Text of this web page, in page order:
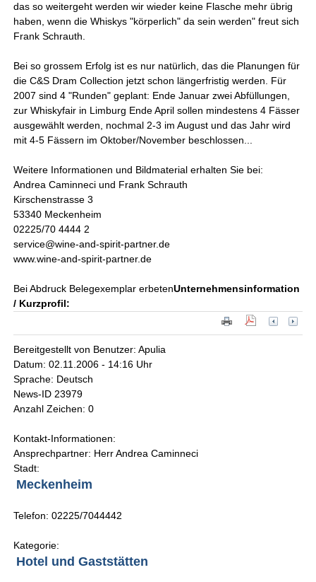
das so weitergeht werden wir wieder keine Flasche mehr übrig
haben, wenn die Whiskys "körperlich" da sein werden" freut sich
Frank Schrauth.
Bei so grossem Erfolg ist es nur natürlich, das die Planungen für
die C&S Dram Collection jetzt schon längerfristig werden. Für
2007 sind 4 "Runden" geplant: Ende Januar zwei Abfüllungen,
zur Whiskyfair in Limburg Ende April sollen mindestens 4 Fässer
ausgewählt werden, nochmal 2-3 im August und das Jahr wird
mit 4-5 Fässern im Oktober/November beschlossen...
Weitere Informationen und Bildmaterial erhalten Sie bei:
Andrea Caminneci und Frank Schrauth
Kirschenstrasse 3
53340 Meckenheim
02225/70 4444 2
service@wine-and-spirit-partner.de
www.wine-and-spirit-partner.de
Bei Abdruck Belegexemplar erbetenUnternehmensinformation
/ Kurzprofil:
Bereitgestellt von Benutzer: Apulia
Datum: 02.11.2006 - 14:16 Uhr
Sprache: Deutsch
News-ID 23979
Anzahl Zeichen: 0
Kontakt-Informationen:
Ansprechpartner: Herr Andrea Caminneci
Stadt:
Meckenheim
Telefon: 02225/7044442
Kategorie:
Hotel und Gaststätten